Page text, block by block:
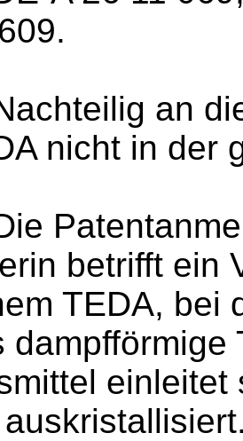
.
an
nicht in der
betrifft ein
TEDA, bei
dampfförmige
einleitet